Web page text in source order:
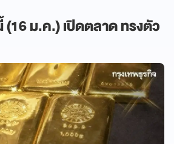
(16 ม.ค.) เปิดตลาด ทรงตัว